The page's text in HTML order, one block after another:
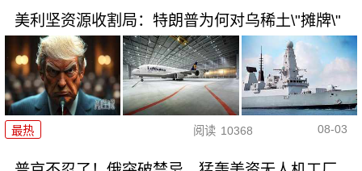
美利坚资源收割局：特朗普为何对乌稀土\"摊牌\"
最热 阅读 10368 08-03